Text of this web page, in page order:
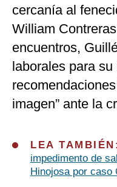
cercanía al
William
encuentros,
laborales para
imagen” ante la
LEA
impedimento de
Hinojosa por caso